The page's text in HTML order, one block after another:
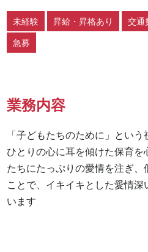
未経験 昇給・昇格あり 交通
急募
業務内容
「子どもたちのために」とい
ひとりの心に耳を傾けた保育
たちにたっぷりの愛情を注ぎ
ことで、イキイキとした愛情
います